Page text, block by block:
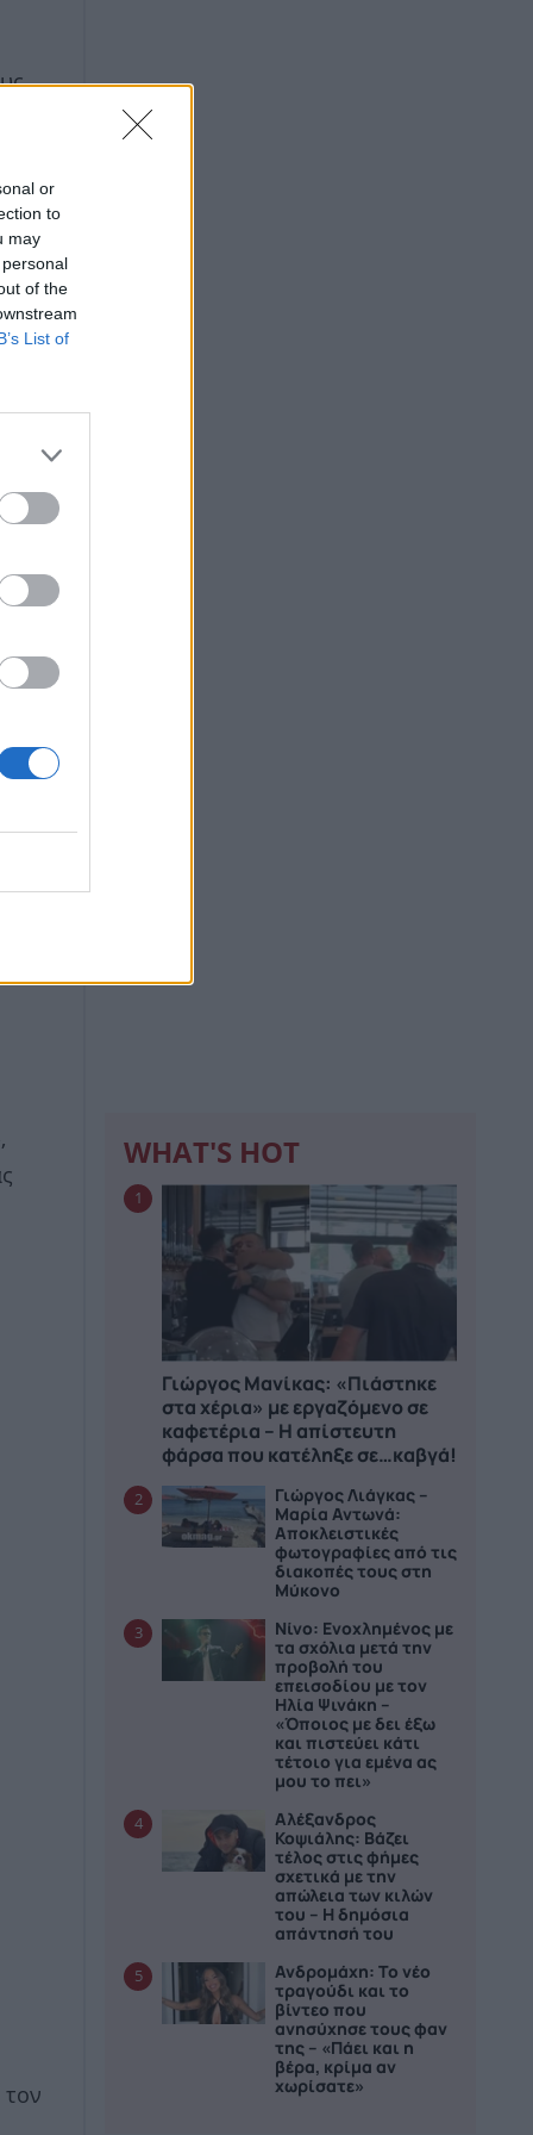
or
to
may
of the
List of
τον
WHAT'S HOT
1
Γιώργος Μανίκας: «Πιάστηκε
στα χέρια» με εργαζόμενο σε
καφετέρια – Η απίστευτη
φάρσα που κατέληξε σε…καβγά!
2
Γιώργος Λιάγκας –
Μαρία Αντωνά:
Αποκλειστικές
φωτογραφίες από τις
διακοπές τους στη
Μύκονο
3
Νίνο: Ενοχλημένος με
τα σχόλια μετά την
προβολή του
επεισοδίου με τον
Ηλία Ψινάκη –
«Όποιος με δει έξω
και πιστεύει κάτι
τέτοιο για εμένα ας
μου το πει»
4
Αλέξανδρος
Κοψιάλης: Βάζει
τέλος στις φήμες
σχετικά με την
απώλεια των κιλών
του – Η δημόσια
απάντησή του
5
Ανδρομάχη: Το νέο
τραγούδι και το
βίντεο που
ανησύχησε τους φαν
της – «Πάει και η
βέρα, κρίμα αν
χωρίσατε»